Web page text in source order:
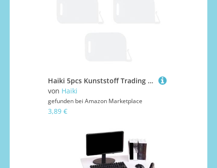
Haiki 5pcs Kunststoff Trading Card Box Baffle Clip Spacer Speicherklassifizierung Barrier Platte Clip Storage Partition Board Game Box Spacer
von Haiki
gefunden bei Amazon Marketplace
3,89 €